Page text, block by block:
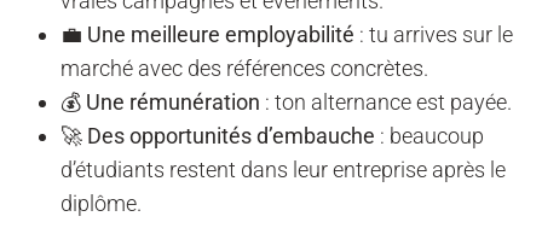
💼 Une meilleure employabilité : tu arrives sur le
marché avec des références concrètes.
💰 Une rémunération : ton alternance est payée.
🚀 Des opportunités d’embauche : beaucoup
d’étudiants restent dans leur entreprise après le
diplôme.